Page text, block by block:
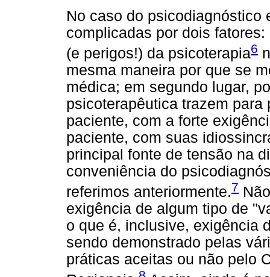
No caso do psicodiagnóstico
complicadas por dois
(e perigos!) da psicoterapia6
mesma maneira por que se
médica; em segundo lugar,
psicoterapêutica trazem
paciente, com a forte
paciente, com suas
principal fonte de tensão na
conveniência do
referimos anteriormente.7
exigência de algum tipo de
o que é, inclusive, exigência
sendo demonstrado pelas
práticas aceitas ou não pelo